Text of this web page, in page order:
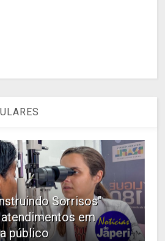
Sorrisos"
em
público